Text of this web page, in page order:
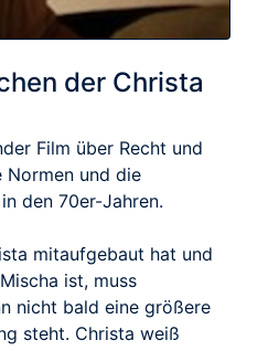
der Christa
Film über Recht und
Normen und die
den 70er-Jahren.
mitaufgebaut hat und
ist, muss
nicht bald eine größere
steht. Christa weiß